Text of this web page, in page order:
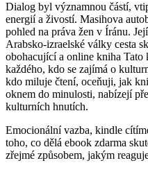
Dialog byl významnou částí,
energií a živostí. Masihova
pohled na práva žen v Íránu.
Arabsko-izraelské války cesta
obohacující a online kniha Tato
každého, kdo se zajímá o
kdo miluje čtení, oceňuji, jak
oknem do minulosti, nabízejí
kulturních hnutích.
Emocionální vazba, kindle
toho, co dělá ebook zdarma
zřejmé způsobem, jakým